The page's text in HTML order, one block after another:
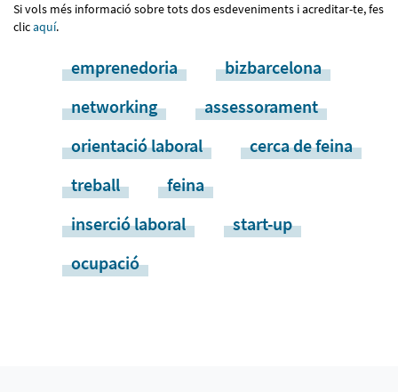
Si vols més informació sobre tots dos esdeveniments i acreditar-te, fes
clicaquí.
emprenedoria
bizbarcelona
networking
assessorament
orientació laboral
cerca de feina
treball
feina
inserció laboral
start-up
ocupació